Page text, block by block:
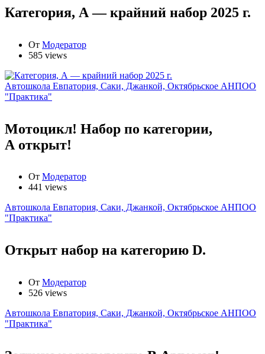
Категория, А — крайний набор 2025 г.
От Модератор
585 views
Автошкола Евпатория, Саки, Джанкой, Октябрьское АНПОО
"Практика"
Мотоцикл! Набор по категории,
А открыт!
От Модератор
441 views
Автошкола Евпатория, Саки, Джанкой, Октябрьское АНПОО
"Практика"
Открыт набор на категорию D.
От Модератор
526 views
Автошкола Евпатория, Саки, Джанкой, Октябрьское АНПОО
"Практика"